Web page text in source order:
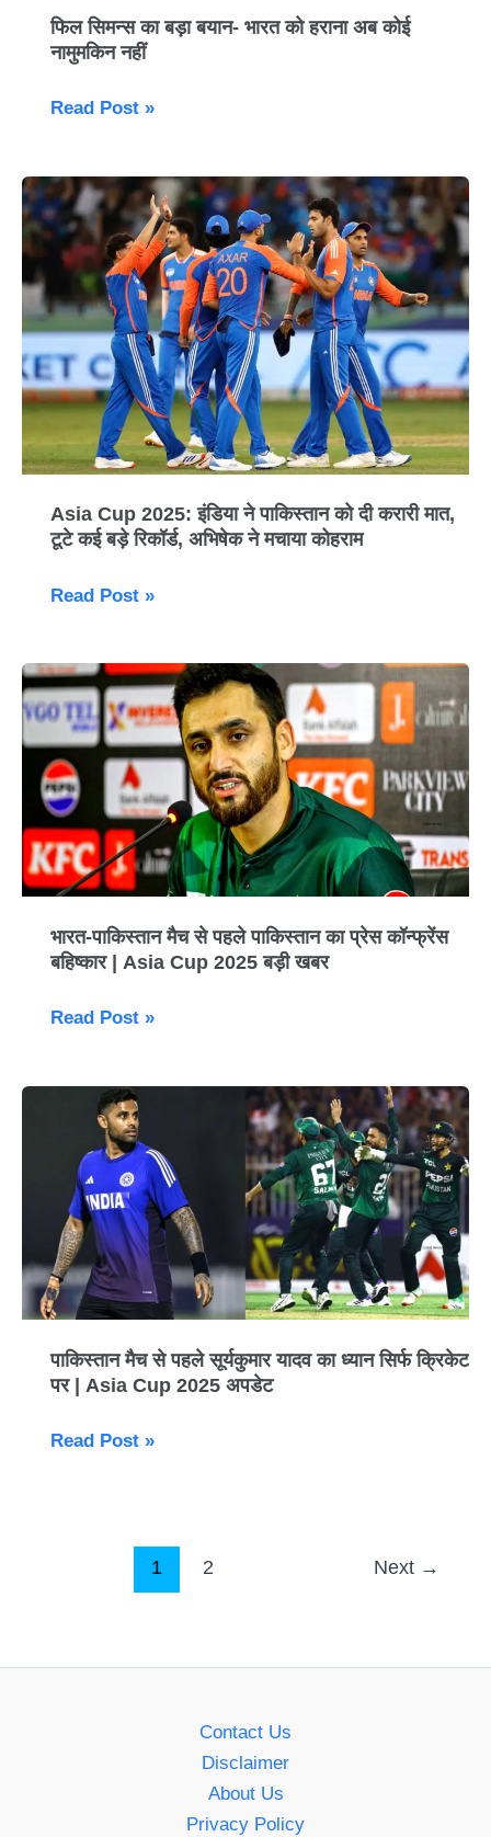
फिल सिमन्स का बड़ा बयान- भारत को हराना अब कोई
नामुमकिन नहीं
अब
कोई
नहीं
Read Post »
Asia Cup 2025: इंडिया ने पाकिस्तान को दी करारी मात,
टूटे कई बड़े रिकॉर्ड, अभिषेक ने मचाया कोहराम
Asia
Cup
2025:
इंडिया
ने
पाकिस्तान
को
दी
करारी
मात,
कई
रिकॉर्ड,
मचाया
कोहराम
Read Post »
भारत-पाकिस्तान मैच से पहले पाकिस्तान का प्रेस कॉन्फ्रेंस
बहिष्कार | Asia Cup 2025 बड़ी खबर
भारत-
पाकिस्तान
मैच
से
पहले
पाकिस्तान
का
प्रेस
बहिष्कार
Asia
Read Post »
पाकिस्तान मैच से पहले सूर्यकुमार यादव का ध्यान सिर्फ क्रिकेट
पर | Asia Cup 2025 अपडेट
पाकिस्तान
पहले
सूर्यकुमार
यादव
का
ध्यान
सिर्फ
क्रिकेट
|Read Post »
1 2 Next →
Contact Us
Disclaimer
About Us
Privacy Policy